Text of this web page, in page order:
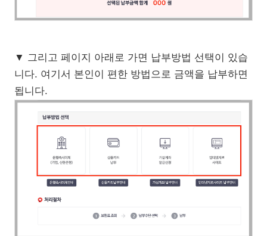
▼ 그리고 페이지 아래로 가면 납부방법 선택이 있습
니다. 여기서 본인이 편한 방법으로 금액을 납부하면
됩니다.